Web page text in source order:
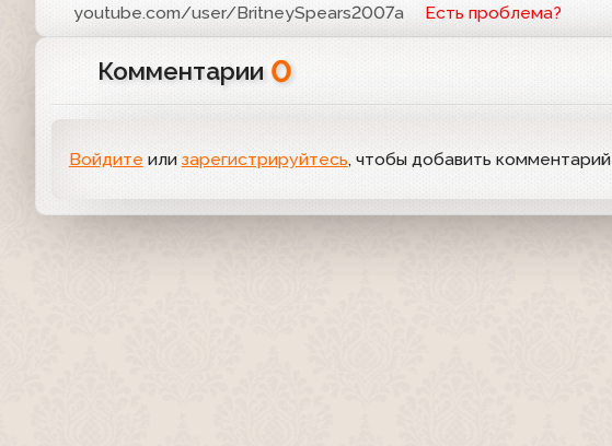
youtube.com/user/BritneySpears2007a
Есть проблема?
Комментарии 0
Войдите или зарегистрируйтесь, чтобы добавить комментарий